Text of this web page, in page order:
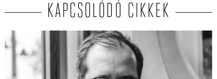
KAPCSOLÓDÓ CIKKEK